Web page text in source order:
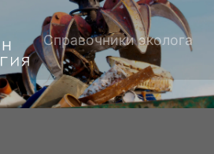
Справочники эколога